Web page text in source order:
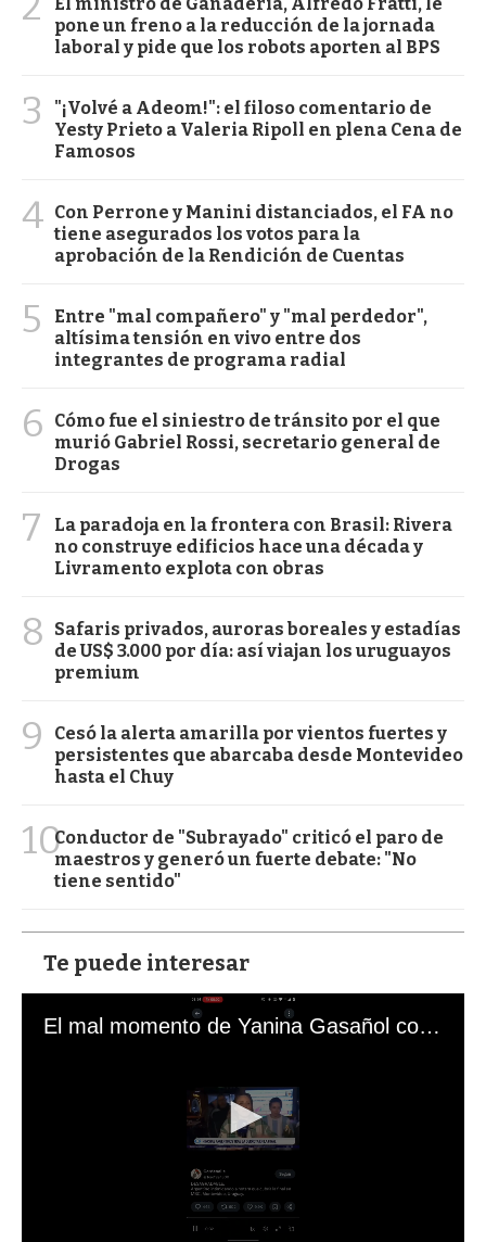
El ministro de Ganadería, Alfredo Fratti, le
pone un freno a la reducción de la jornada
laboral y pide que los robots aporten al BPS
3
"¡Volvé a Adeom!": el filoso comentario de
Yesty Prieto a Valeria Ripoll en plena Cena de
Famosos
4 Con Perrone y Manini distanciados, el FA no
tiene asegurados los votos para la
aprobación de la Rendición de Cuentas
5
Entre "mal compañero" y "mal perdedor",
altísima tensión en vivo entre dos
integrantes de programa radial
6
Cómo fue el siniestro de tránsito por el que
murió Gabriel Rossi, secretario general de
Drogas
7
La paradoja en la frontera con Brasil: Rivera
no construye edificios hace una década y
Livramento explota con obras
8
Safaris privados, auroras boreales y estadías
de US$ 3.000 por día: así viajan los uruguayos
premium
9
Cesó la alerta amarilla por vientos fuertes y
persistentes que abarcaba desde Montevideo
hasta el Chuy
10Conductor de "Subrayado" criticó el paro de
maestros y generó un fuerte debate: "No
tiene sentido"
Te puede interesar
El mal momento de Yanina Gasañol con un hincha argentino en "Subrayado"